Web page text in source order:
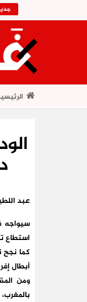
عبد
سيواجه
استطاع
كما نجح
أبطال
بالمغرب،